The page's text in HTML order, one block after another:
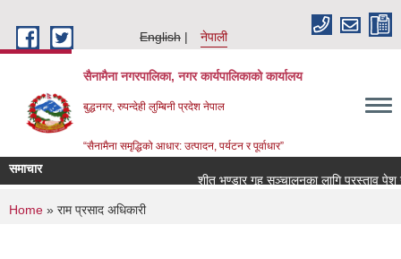
English
नेपाली
सैनामैना नगरपालिका, नगर कार्यपालिकाको कार्यालय
बुद्धनगर, रुपन्देही लुम्बिनी प्रदेश नेपाल
“सैनामैना समृद्धिको आधार: उत्पादन, पर्यटन र पूर्वाधार”
समाचार
शीत भण्डार गृह सञ्चालनका लागि प्रस्ताव पेश
You are here
Home » राम प्रसाद अधिकारी